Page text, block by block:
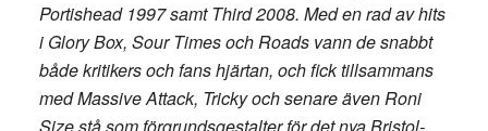
Portishead 1997 samt Third 2008. Med en rad av hits
i Glory Box, Sour Times och Roads vann de snabbt
både kritikers och fans hjärtan, och fick tillsammans
med Massive Attack, Tricky och senare även Roni